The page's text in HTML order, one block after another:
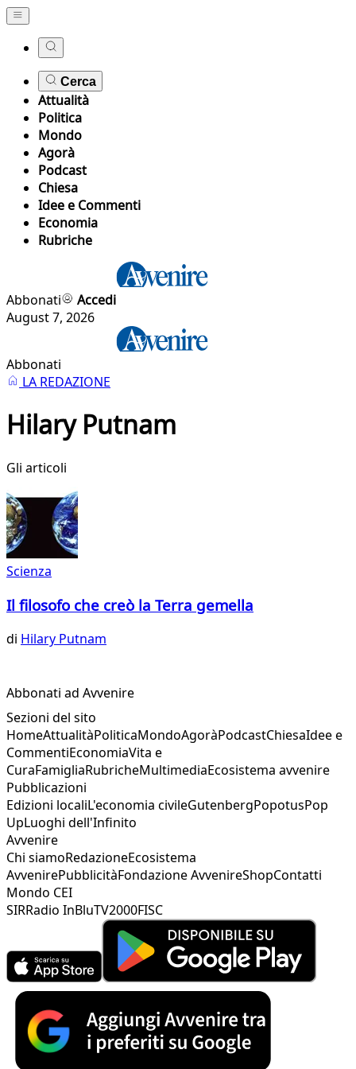
Cerca
Attualità
Politica
Mondo
Agorà
Podcast
Chiesa
Idee e Commenti
Economia
Rubriche
Abbonati
Accedi
August 7, 2026
Abbonati
LA REDAZIONE
Hilary Putnam
Gli articoli
Scienza
Il filosofo che creò la Terra gemella
di Hilary Putnam
Abbonati ad Avvenire
Sezioni del sito
HomeAttualitàPoliticaMondoAgoràPodcastChiesaIdee e
CommentiEconomiaVita e
CuraFamigliaRubricheMultimediaEcosistema avvenire
Pubblicazioni
Edizioni localiL'economia civileGutenbergPopotusPop
UpLuoghi dell'Infinito
Avvenire
Chi siamoRedazioneEcosistema
AvvenirePubblicitàFondazione AvvenireShopContatti
Mondo CEI
SIRRadio InBluTV2000FISC